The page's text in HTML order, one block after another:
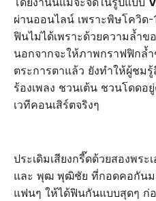
ผ่านออนไลน์ เพราะพิษโควิด
ฟินไม่ได้เพราะด้วยความล้ำข
นอกจากจะให้ภาพกราฟฟิกล้ำ
ตระการตาแล้ว ยังทำให้ผู้ชม
ร้องเพลง ชวนเต้น ชวนโดดอ
เวทีคอนเสิร์ตจริงๆ
ประเดิมเสียงกรี๊ดด้วยสองพร
และ พุฒ พุฒิชัย ที่กอดคอกันมา
แฟนๆ ให้ได้ฟินกันแบบสุดๆ ก่